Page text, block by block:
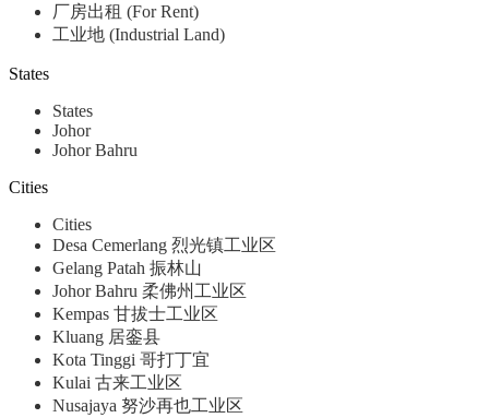
厂房出租 (For Rent)
工业地 (Industrial Land)
States
States
Johor
Johor Bahru
Cities
Cities
Desa Cemerlang 烈光镇工业区
Gelang Patah 振林山
Johor Bahru 柔佛州工业区
Kempas 甘拔士工业区
Kluang 居銮县
Kota Tinggi 哥打丁宜
Kulai 古来工业区
Nusajaya 努沙再也工业区